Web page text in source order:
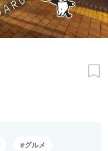
グルメ